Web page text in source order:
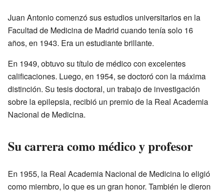
Juan Antonio comenzó sus estudios universitarios en la
Facultad de Medicina de Madrid cuando tenía solo 16
años, en 1943. Era un estudiante brillante.
En 1949, obtuvo su título de médico con excelentes
calificaciones. Luego, en 1954, se doctoró con la máxima
distinción. Su tesis doctoral, un trabajo de investigación
sobre la epilepsia, recibió un premio de la Real Academia
Nacional de Medicina.
Su carrera como médico y profesor
En 1955, la Real Academia Nacional de Medicina lo eligió
como miembro, lo que es un gran honor. También le dieron